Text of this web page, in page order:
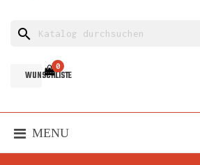
search
WUNSCHLISTE
0
MENU